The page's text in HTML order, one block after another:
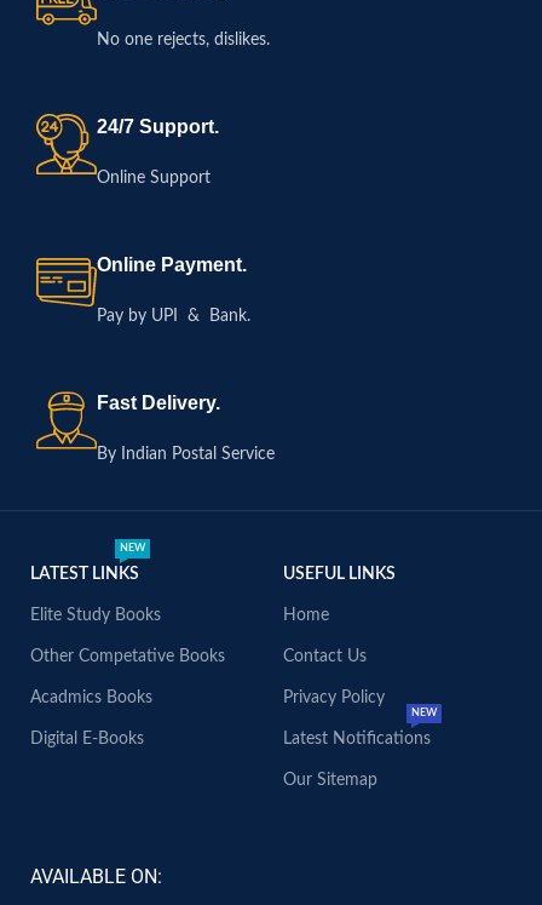
No one rejects, dislikes.
24/7 Support.
Online Support
Online Payment.
Pay by UPI & Bank.
Fast Delivery.
By Indian Postal Service
LATEST LINKS
NEW
Elite Study Books
Other Competative Books
Acadmics Books
Digital E-Books
USEFUL LINKS
Home
Contact Us
Privacy Policy
Latest Notifications
NEW
Our Sitemap
AVAILABLE ON: